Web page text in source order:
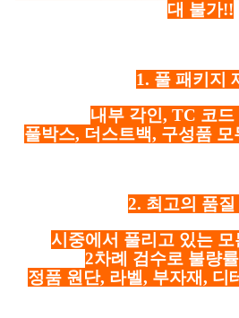
대 불가!!
1. 풀 패키지
내부 각인, TC 코드
풀박스, 더스트백, 구성품 모
2. 최고의 품
시중에서 풀리고 있는
2차례 검수로 불량
정품 원단, 라벨, 부자재, 디